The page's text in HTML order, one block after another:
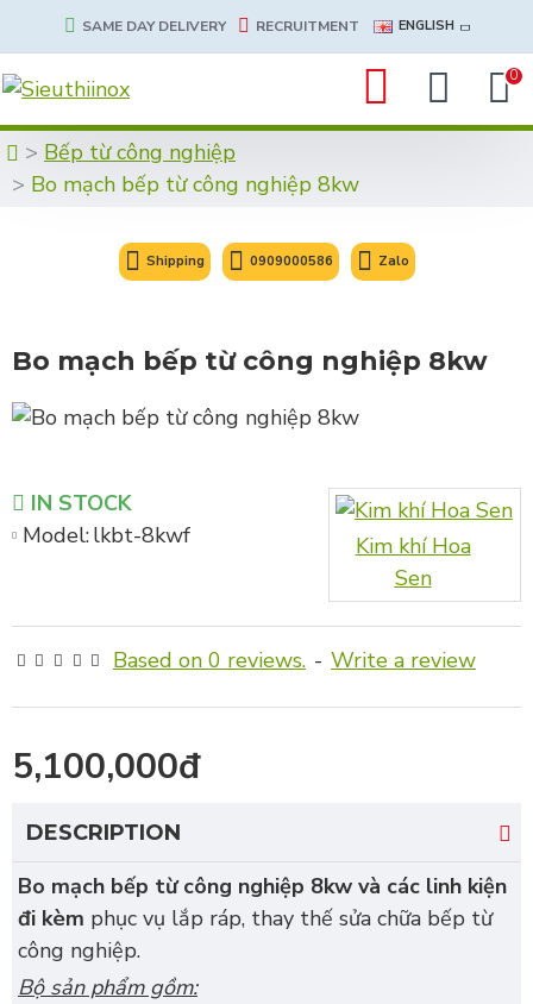
SAME DAY DELIVERY RECRUITMENT ENGLISH
0
Bếp từ công nghiệp
Bo mạch bếp từ công nghiệp 8kw
Shipping 0909000586 Zalo
Bo mạch bếp từ công nghiệp 8kw
IN STOCK
Model:lkbt-8kwf
Kim khí Hoa
Sen
Based on 0 reviews. - Write a review
5,100,000đ
DESCRIPTION
Bo mạch bếp từ công nghiệp 8kw và các linh kiện
đi kèm phục vụ lắp ráp, thay thế sửa chữa bếp từ
công nghiệp.
Bộ sản phẩm gồm: